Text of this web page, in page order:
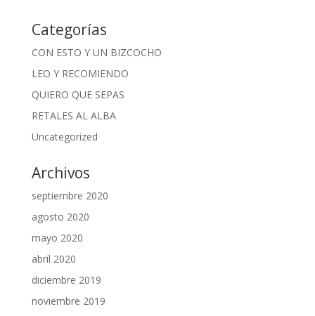
Categorías
CON ESTO Y UN BIZCOCHO
LEO Y RECOMIENDO
QUIERO QUE SEPAS
RETALES AL ALBA
Uncategorized
Archivos
septiembre 2020
agosto 2020
mayo 2020
abril 2020
diciembre 2019
noviembre 2019